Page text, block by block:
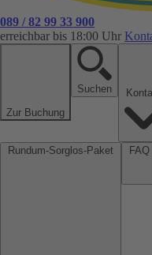
089 / 82 99 33 900
erreichbar bis 18:00 Uhr
Zur Buchung
Suchen